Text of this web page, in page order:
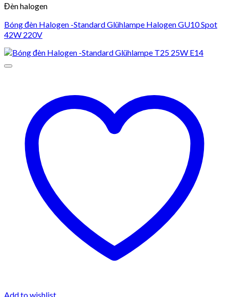
Đèn halogen
Bóng đèn Halogen -Standard Glühlampe Halogen GU10 Spot
42W 220V
Add to wishlist